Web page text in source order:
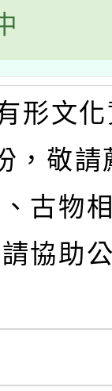
形文
，敬請
古物
協助